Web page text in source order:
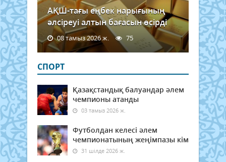
АҚШ-тағы еңбек нарығының
әлсіреуі алтын бағасын өсірді
08 тамыз 2026 ж. 75
СПОРТ
Қазақстандық балуандар әлем
чемпионы атанды
03 тамыз 2026 ж.
Футболдан келесі әлем
чемпионатының жеңімпазы кім
31 шілде 2026 ж.